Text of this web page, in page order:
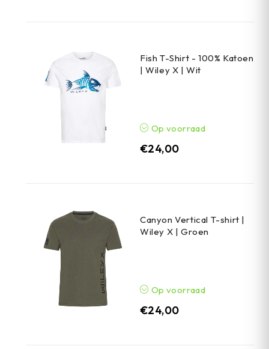
Fish T-Shirt - 100% Katoen
| Wiley X | Wit
Op voorraad
€24,00
Canyon Vertical T-shirt |
Wiley X | Groen
Op voorraad
€24,00